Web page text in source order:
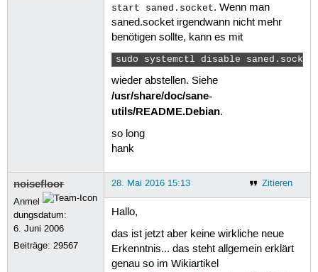
start saned.socket. Wenn man
saned.socket irgendwann nicht mehr
benötigen sollte, kann es mit
sudo systemctl disable
wieder abstellen. Siehe
/usr/share/doc/sane-
utils/README.Debian.
so long
hank
noisefloor
Anmel
dungsdatum:
6. Juni 2006
Beiträge:29567
Zitieren
28. Mai 2016 15:13
Hallo,
das ist jetzt aber keine wirkliche neue
Erkenntnis... das steht allgemein erklärt
genau so im Wikiartikel